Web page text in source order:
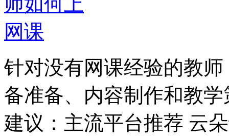
针对没有网课经验的教
备准备、内容制作和教
建议：主流平台推荐 云